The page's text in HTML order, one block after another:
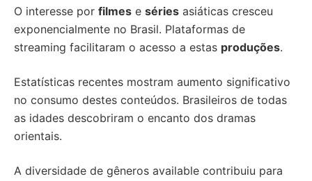
O interesse por filmes e séries asiáticas cresceu
exponencialmente no Brasil. Plataformas de
streaming facilitaram o acesso a estas produções.
Estatísticas recentes mostram aumento significativo
no consumo destes conteúdos. Brasileiros de todas
as idades descobriram o encanto dos dramas
orientais.
A diversidade de gêneros available contribuiu para